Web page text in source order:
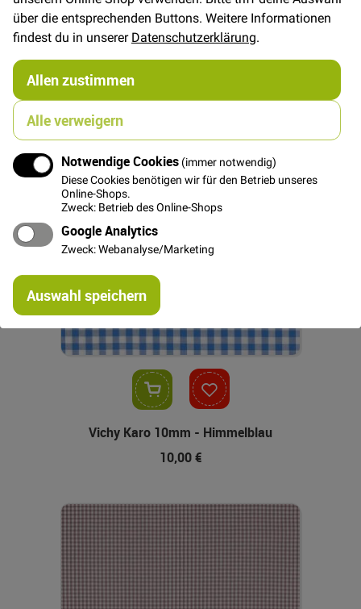
über die entsprechenden Buttons. Weitere Informationen
findest du in unsererDatenschutzerklärung.
Allen zustimmen
Alle verweigern
Notwendige Cookies (immer notwendig)
Diese Cookies benötigen wir für den Betrieb unseres
Online-Shops.
Zweck: Betrieb des Online-Shops
Google Analytics
Zweck: Webanalyse/Marketing
Auswahl speichern
Vichy Karo 10mm - Lindgrün
Vichy Karo 10mm - Himmelblau
10,00 €